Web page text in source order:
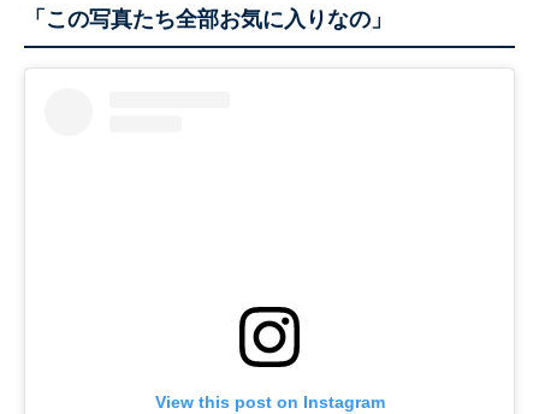
「この写真たち全部お気に入りなの」
View this post on Instagram